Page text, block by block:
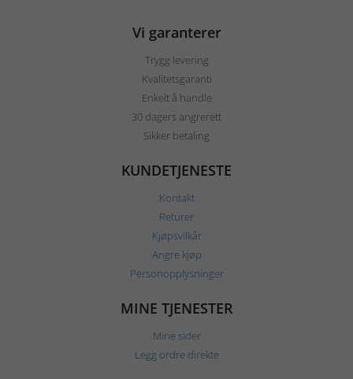
Vi garanterer
Trygg levering
Kvalitetsgaranti
Enkelt å handle
30 dagers angrerett
Sikker betaling
KUNDETJENESTE
Kontakt
Returer
Kjøpsvilkår
Angre kjøp
Personopplysninger
MINE TJENESTER
Mine sider
Legg ordre direkte